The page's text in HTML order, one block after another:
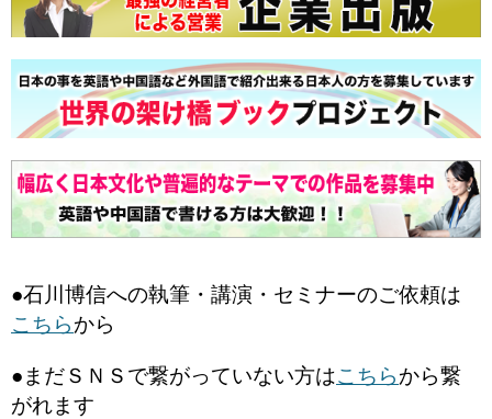
●石川博信への執筆・講演・セミナーのご依頼は
こちらから
●まだＳＮＳで繋がっていない方はこちらから繋
がれます